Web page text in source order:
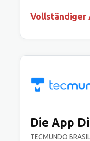
Vollständiger
Die App
TECMUNDO